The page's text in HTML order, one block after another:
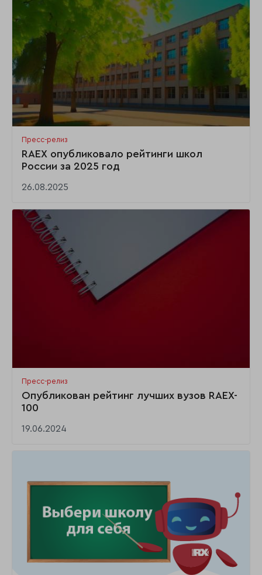
Пресс-релиз
RAEX опубликовало рейтинги школ
России за 2025 год
26.08.2025
Пресс-релиз
Опубликован рейтинг лучших вузов RAEX-
100
19.06.2024